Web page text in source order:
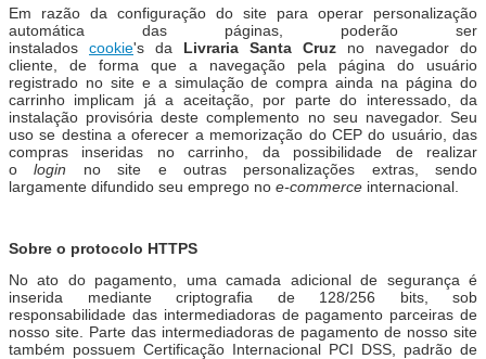
Em razão da configuração do site para operar personalização
automática das páginas, poderão ser
instalados cookie's da Livraria Santa Cruz no navegador do
cliente, de forma que a navegação pela página do usuário
registrado no site e a simulação de compra ainda na página do
carrinho implicam já a aceitação, por parte do interessado, da
instalação provisória deste complemento no seu navegador. Seu
uso se destina a oferecer a memorização do CEP do usuário, das
compras inseridas no carrinho, da possibilidade de realizar
ologin no site e outras personalizações extras, sendo
largamente difundido seu emprego no e-commerce internacional.
Sobre o protocolo HTTPS
No ato do pagamento, uma camada adicional de segurança é
inserida mediante criptografia de 128/256 bits, sob
responsabilidade das intermediadoras de pagamento parceiras de
nosso site. Parte das intermediadoras de pagamento de nosso site
também possuem Certificação Internacional PCI DSS, padrão de